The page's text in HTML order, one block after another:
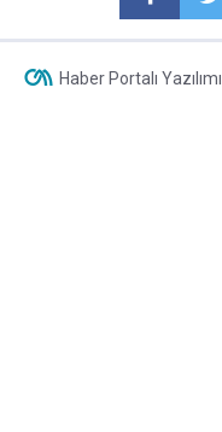
Haber Portalı Yazılımı